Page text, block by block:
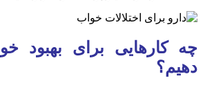
چه کارهایی برای بهبود
دهیم؟